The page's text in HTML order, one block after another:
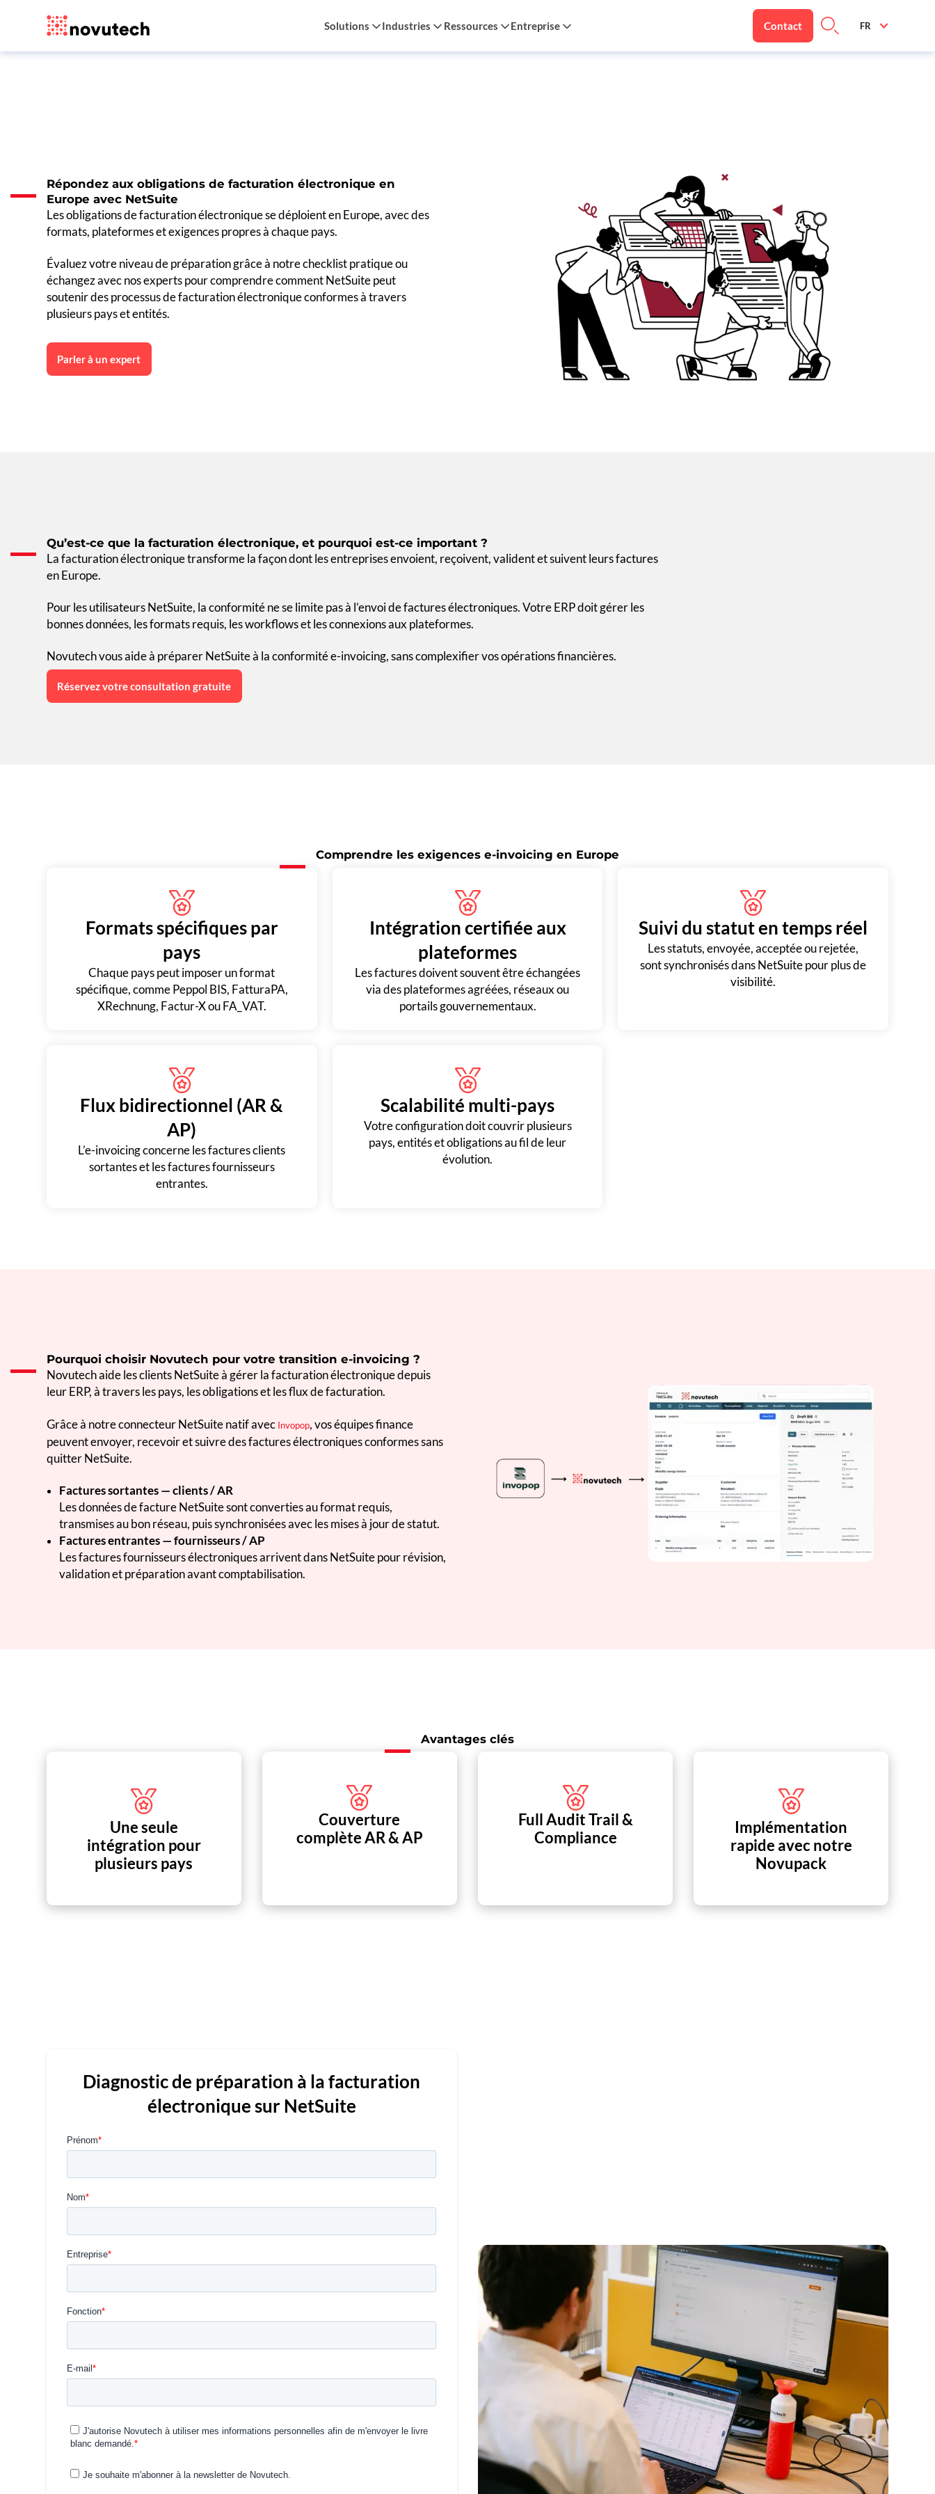
Solutions Industries Ressources Entreprise Contact FR
Répondez aux obligations de facturation électronique en
Europe avec NetSuite
Les obligations de facturation électronique se déploient en Europe, avec des
formats, plateformes et exigences propres à chaque pays.
Évaluez votre niveau de préparation grâce à notre checklist pratique ou
échangez avec nos experts pour comprendre comment NetSuite peut
soutenir des processus de facturation électronique conformes à travers
plusieurs pays et entités.
Parler à un expert
Qu’est-ce que la facturation électronique, et pourquoi est-ce important ?
La facturation électronique transforme la façon dont les entreprises envoient, reçoivent, valident et suivent leurs factures
en Europe.
Pour les utilisateurs NetSuite, la conformité ne se limite pas à l’envoi de factures électroniques. Votre ERP doit gérer les
bonnes données, les formats requis, les workflows et les connexions aux plateformes.
Novutech vous aide à préparer NetSuite à la conformité e-invoicing, sans complexifier vos opérations financières.
Réservez votre consultation gratuite
Comprendre les exigences e-invoicing en Europe
Formats spécifiques par
pays
Chaque pays peut imposer un format
spécifique, comme Peppol BIS, FatturaPA,
XRechnung, Factur-X ou FA_VAT.
Intégration certifiée aux
plateformes
Les factures doivent souvent être échangées
via des plateformes agréées, réseaux ou
portails gouvernementaux.
Suivi du statut en temps réel
Les statuts, envoyée, acceptée ou rejetée,
sont synchronisés dans NetSuite pour plus de
visibilité.
Flux bidirectionnel (AR &
AP)
L’e-invoicing concerne les factures clients
sortantes et les factures fournisseurs
entrantes.
Scalabilité multi-pays
Votre configuration doit couvrir plusieurs
pays, entités et obligations au fil de leur
évolution.
Pourquoi choisir Novutech pour votre transition e-invoicing ?
Novutech aide les clients NetSuite à gérer la facturation électronique depuis
leur ERP, à travers les pays, les obligations et les flux de facturation.
Grâce à notre connecteur NetSuite natif avecInvopop, vos équipes finance
peuvent envoyer, recevoir et suivre des factures électroniques conformes sans
quitter NetSuite.
Factures sortantes — clients / AR
Les données de facture NetSuite sont converties au format requis,
transmises au bon réseau, puis synchronisées avec les mises à jour de statut.
Factures entrantes — fournisseurs / AP
Les factures fournisseurs électroniques arrivent dans NetSuite pour révision,
validation et préparation avant comptabilisation.
Avantages clés
Une seule
intégration pour
plusieurs pays
Couverture
complète AR & AP
Full Audit Trail &
Compliance
Implémentation
rapide avec notre
Novupack
Diagnostic de préparation à la facturation
électronique sur NetSuite